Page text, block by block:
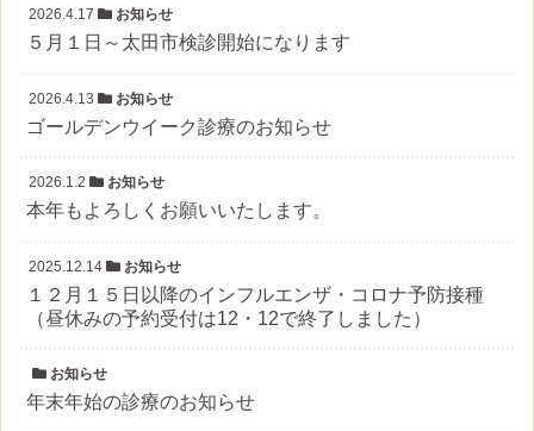
2026.4.17 お知らせ
５月１日～太田市検診開始になります
2026.4.13 お知らせ
ゴールデンウイーク診療のお知らせ
2026.1.2 お知らせ
本年もよろしくお願いいたします。
2025.12.14 お知らせ
１２月１５日以降のインフルエンザ・コロナ予防接種
（昼休みの予約受付は12・12で終了しました）
お知らせ
年末年始の診療のお知らせ